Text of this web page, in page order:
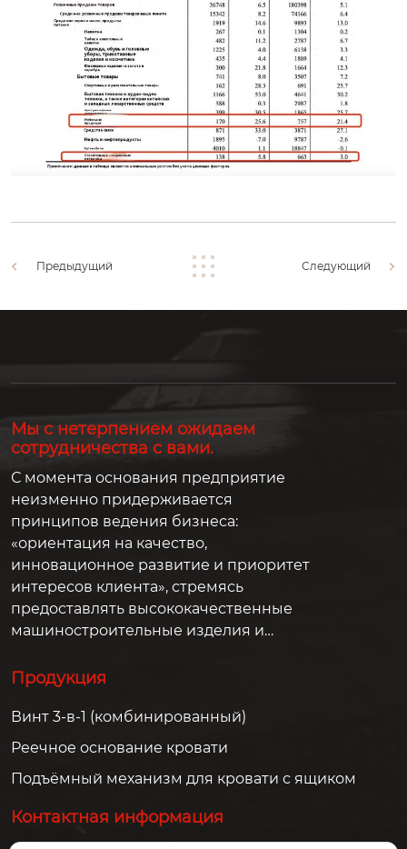
Предыдущий Следующий
Мы с нетерпением ожидаем
сотрудничества с вами.
С момента основания предприятие
неизменно придерживается
принципов ведения бизнеса:
«ориентация на качество,
инновационное развитие и приоритет
интересов клиента», стремясь
предоставлять высококачественные
машиностроительные изделия и
Продукция
Винт 3-в-1 (комбинированный)
Реечное основание кровати
Подъёмный механизм для кровати с ящиком
Контактная информация